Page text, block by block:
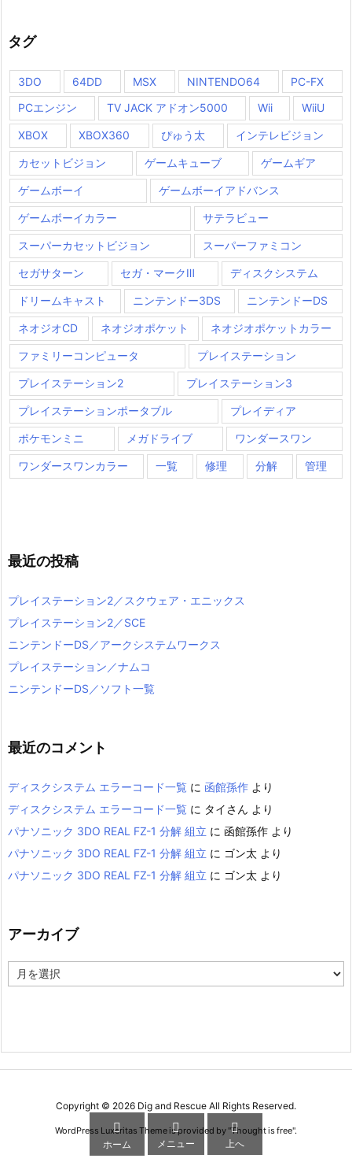
タグ
3DO 64DD MSX NINTENDO64
PC-FX
PCエンジン
TV JACK アドオン5000 Wii WiiU
XBOX XBOX360 ぴゅう太 インテレビジョン
カセットビジョン ゲームキューブ ゲームギア
ゲームボーイ ゲームボーイアドバンス
ゲームボーイカラー サテラビュー
スーパーカセットビジョン スーパーファミコン
セガサターン セガ・マークⅢ ディスクシステム
ドリームキャスト ニンテンドー3DS ニンテンドーDS
ネオジオCD ネオジオポケット ネオジオポケットカラー
ファミリーコンピュータ プレイステーション
プレイステーション2 プレイステーション3
プレイステーションポータブル プレイディア
ポケモンミニ メガドライブ ワンダースワン
ワンダースワンカラー 一覧 修理 分解 管理
最近の投稿
プレイステーション2／スクウェア・エニックス
プレイステーション2／SCE
ニンテンドーDS／アークシステムワークス
プレイステーション／ナムコ
ニンテンドーDS／ソフト一覧
最近のコメント
ディスクシステム エラーコード一覧 に 函館孫作 より
ディスクシステム エラーコード一覧 に タイさん より
パナソニック 3DO REAL FZ-1 分解 組立 に 函館孫作 より
パナソニック 3DO REAL FZ-1 分解 組立 に ゴン太 より
パナソニック 3DO REAL FZ-1 分解 組立 に ゴン太 より
アーカイブ
ー
Copyright © 2026 Dig and Rescue All Rights Reserved.
WordPress Luxeritas Theme is provided by "Thought is free".

ホーム

メニュー

上へ